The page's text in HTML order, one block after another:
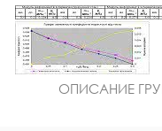
ОПИСАНИЕ